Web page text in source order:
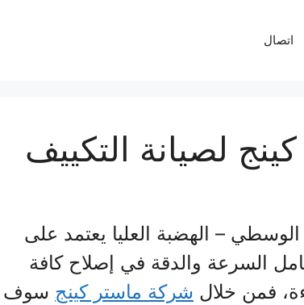
اتصال
لصيانة التكييف
الوسطي – الهضبة العليا يعتمد على
السرعة والدقة في إصلاح كافة
فمن خلال شركة ماستر كينج سوف